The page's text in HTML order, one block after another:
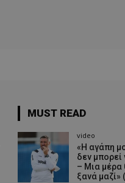
MUST READ
video
«Η αγάπη
δεν μπορεί
– Μια μέρα
ξανά μαζί»